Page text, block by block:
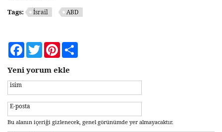
Tags: İsrail ABD
FacebookTwitterPinterest
Yeni yorum ekle
isim
E-posta
Bu alanın içeriği gizlenecek, genel görünümde yer almayacaktır.